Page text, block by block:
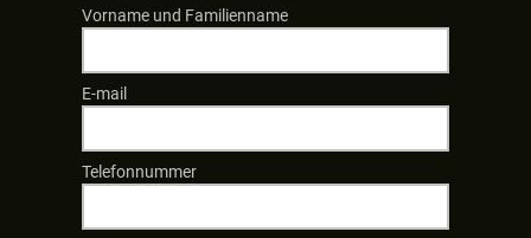
Vorname und Familienname
E-mail
Telefonnummer